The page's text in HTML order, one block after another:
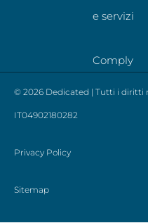
e servizi
Comply
© 2026 Dedicated | Tutti i diritti
IT04902180282
Privacy Policy
Sitemap